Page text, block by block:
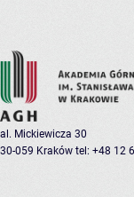
al. Mickiewicza 30
30-059 Kraków tel: +48 12